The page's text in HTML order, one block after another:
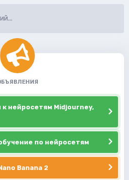
нейросетям Midjourney,
по нейросетям
Banana 2